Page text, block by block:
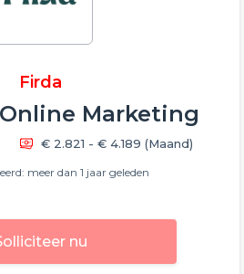
Firda
Marketing
€ 2.821 - € 4.189(Maand)
meer dan 1 jaar geleden
nu